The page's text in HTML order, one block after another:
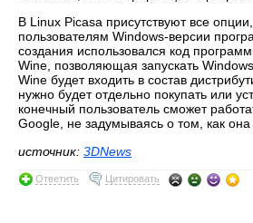
В Linux Picasa присутствуют все
пользователям Windows-версии
создания использовался код
Wine, позволяющая запускать
Wine будет входить в состав
нужно будет отдельно покупать или
конечный пользователь сможет
Google, не задумываясь о том, как
источник: 3DNews
Ответить Цитировать